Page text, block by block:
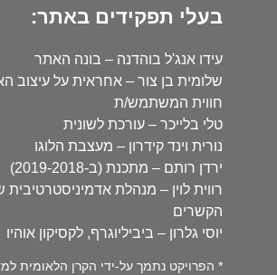
בעלי תפקידים באתר:
עידו אנג'ל בוהדנה – בונה האתר
שלומית בן צור – אחראית על עיצוב
חווית המשתמש/ת
טלי בלייכר – עורכת לשונית
נורית וינד קידרון – מעצבת הלוגו
ירדן רותם – מתכנת (ב-2019-2018)
רווית לוין – מנהלת אדמיניסטרטיבית
הקשרים
יוסי גלרון – ביביליוגרף, לקסיקון אוהיו
* הפרויקט נתמך על-ידי הקרן הלאומית